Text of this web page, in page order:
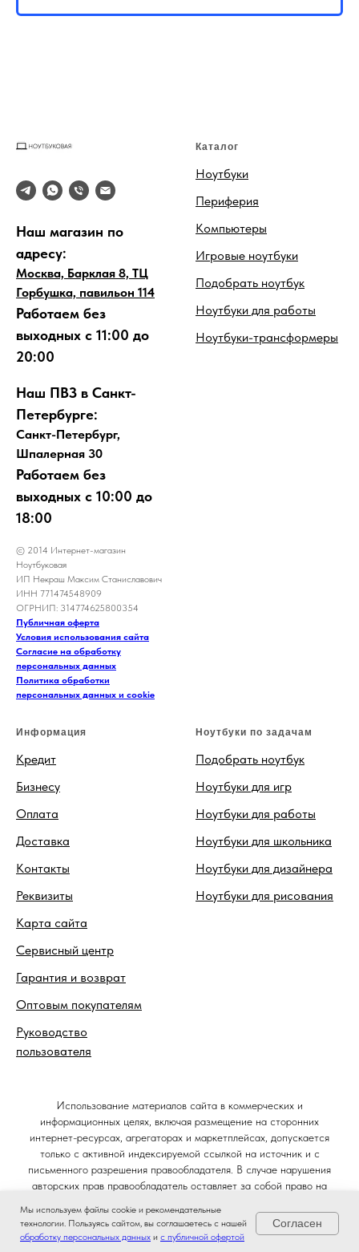
Главная Ноутбуки Позвонить Магазин
Наш магазин по
адресу:
Москва, Барклая 8, ТЦ
Горбушка, павильон 114
Работаем без
выходных с 11:00 до
20:00
Наш ПВЗ в Санкт-
Петербурге:
Санкт-Петербург,
Шпалерная 30
Работаем без
выходных с 10:00 до
18:00
© 2014 Интернет-магазин
Ноутбуковая
ИП Некраш Максим Станиславович
ИНН 771474548909
ОГРНИП: 314774625800354
Публичная оферта
Условия использования сайта
Согласие на обработку
персональных данных
Политика обработки
персональных данных и cookie
Каталог
Ноутбуки
Периферия
Компьютеры
Игровые ноутбуки
Подобрать ноутбук
Ноутбуки для работы
Ноутбуки-трансформеры
Информация
Кредит
Бизнесу
Оплата
Доставка
Контакты
Реквизиты
Карта сайта
Сервисный центр
Гарантия и возврат
Оптовым покупателям
Руководство
пользователя
Ноутбуки по задачам
Подобрать ноутбук
Ноутбуки для игр
Ноутбуки для работы
Ноутбуки для школьника
Ноутбуки для дизайнера
Ноутбуки для рисования
Использование материалов сайта в коммерческих и
информационных целях, включая размещение на сторонних
интернет-ресурсах, агрегаторах и маркетплейсах, допускается
только с активной индексируемой ссылкой на источник и с
письменного разрешения правообладателя. В случае нарушения
авторских прав правообладатель оставляет за собой право на
компенсации в соответствии со статьёй 1301 Гражданского кодекса
Российской Федерации.
Мы используем файлы cookie и рекомендательные
технологии. Пользуясь сайтом, вы соглашаетесь с нашей
обработку персональных данных и с публичной офертой
Согласен